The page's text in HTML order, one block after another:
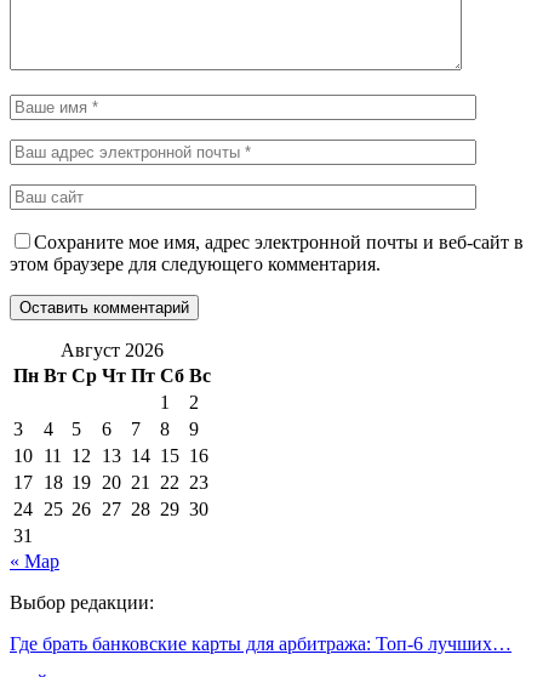
Сохраните мое имя, адрес электронной почты и веб-сайт в
этом браузере для следующего комментария.
Август 2026
Пн Вт Ср Чт Пт Сб Вс
1
2
3
4 5 6 7 8
9
10 11 12 13 14 15 16
17 18 19 20 21 22 23
24 25 26 27 28 29 30
31
« Мар
Выбор редакции:
Где брать банковские карты для арбитража: Топ-6 лучших…